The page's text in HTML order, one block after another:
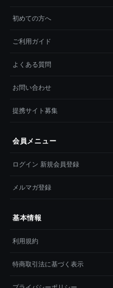
初めての方へ
ご利用ガイド
よくある質問
お問い合わせ
提携サイト募集
会員メニュー
ログイン 新規会員登録
メルマガ登録
基本情報
利用規約
特商取引法に基づく表示